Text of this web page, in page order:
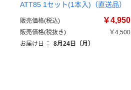
ATT85 1セット(1本入)（直送品）
販売価格(税込) ￥4,950
販売価格(税抜き)
￥4,500
お届け日
： 8月24日（月）